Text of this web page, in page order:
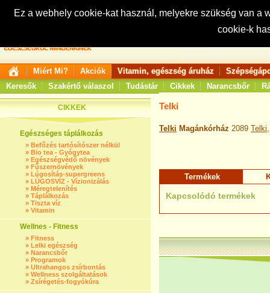
Ez a webhely cookie-kat használ, melyekre szükség van
cookie-k
Keresés:
Miért Mi? Akciók Vitamin, egészség áruház
Keresők
Szakértő válaszol Tudástár Cikkek Narancsbőr
CIKKEK
Egészséges táplálkozás
» Befőzés tartósítószer nélkül
» Bio tea - Gyógytea
» Egészségvédő növények
» Fűszernövények
» Lúgosítás-supergreens
» LÚGOSVÍZ - Vízionizálás
» Méregtelenítés
» Táplálkozás
» Tiszta víz
» Vitamin
Wellnes - Fitness
» Fitness
» Lelki egészség
» Narancsbőr
» Programok
» Ultrahangos zsírbontás
» Wellness szolgáltatások
» Zsírégetés-fogyókúra
Telki
Telki Magánkórház 2089 Telki
Termékek
Kapcsolódó termékek